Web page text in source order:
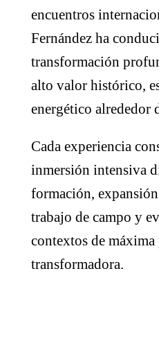
encuentros
Fernández ha
transformación
alto valor histórico,
energético alrededor
Cada experiencia
inmersión intensiva
formación,
trabajo de campo y
contextos de máxima
transformadora.